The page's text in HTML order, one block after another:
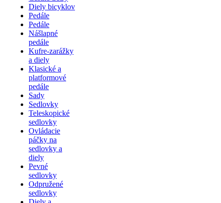
Diely bicyklov
Pedále
Pedále
Nášlapné
pedále
Kufre-zarážky
a diely
Klasické a
platformové
pedále
Sady
Sedlovky
Teleskopické
sedlovky
Ovládacie
páčky na
sedlovky a
diely
Pevné
sedlovky
Odpružené
sedlovky